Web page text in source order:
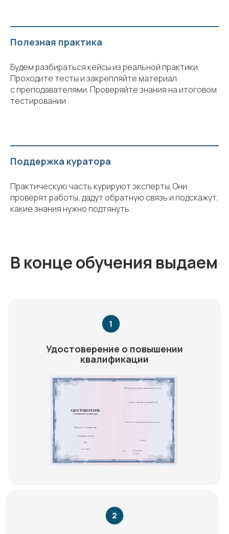
Полезная практика
Будем разбираться кейсы из реальной практики.
Проходите тесты и закрепляйте материал
с преподавателями. Проверяйте знания на итоговом
тестировании
Поддержка куратора
Практическую часть курируют эксперты. Они
проверят работы, дадут обратную связь и подскажут,
какие знания нужно подтянуть.
В конце обучения выдаем
Удостоверение о повышении
квалификации